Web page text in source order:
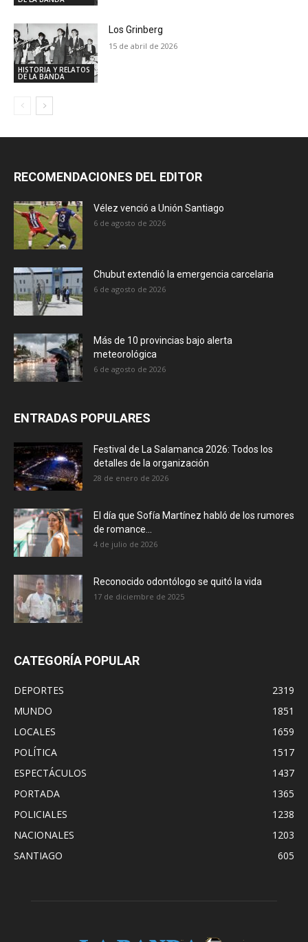
HISTORIA Y RELATOS
DE LA BANDA
Los Grinberg
15 de abril de 2026
RECOMENDACIONES DEL EDITOR
Vélez venció a Unión Santiago
6 de agosto de 2026
Chubut extendió la emergencia carcelaria
6 de agosto de 2026
Más de 10 provincias bajo alerta
meteorológica
6 de agosto de 2026
ENTRADAS POPULARES
Festival de La Salamanca 2026: Todos los
detalles de la organización
28 de enero de 2026
El día que Sofía Martínez habló de los rumores
de romance...
4 de julio de 2026
Reconocido odontólogo se quitó la vida
17 de diciembre de 2025
CATEGORÍA POPULAR
DEPORTES
2319
MUNDO
1851
LOCALES
1659
POLÍTICA
1517
ESPECTÁCULOS
1437
PORTADA
1365
POLICIALES
1238
NACIONALES
1203
SANTIAGO
605